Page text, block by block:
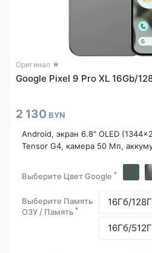
Оригинал ★
Google Pixel 9 Pro XL 16Gb/
2 130 BYN
Android, экран 6.8" OLED
Tensor G4, камера 50 Мп,
Выберите Цвет Google *
Выберите Память
ОЗУ / Память *
16Гб/
16Гб/